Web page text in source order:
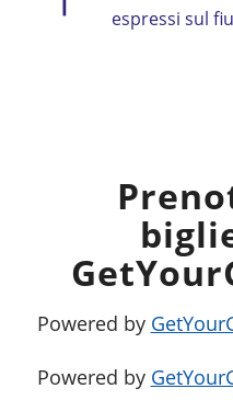
espressi sul
Powered by
Powered by